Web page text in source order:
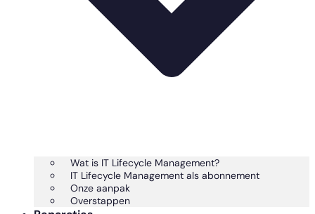
Wat is IT Lifecycle Management?
IT Lifecycle Management als abonnement
Onze aanpak
Overstappen